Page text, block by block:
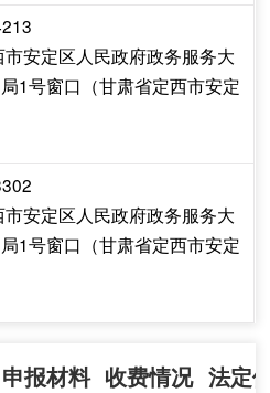
安定区人民政府政务服务大
1号窗口（甘肃省定西市安定
安定区人民政府政务服务大
1号窗口（甘肃省定西市安定
申报材料 收费情况 法定